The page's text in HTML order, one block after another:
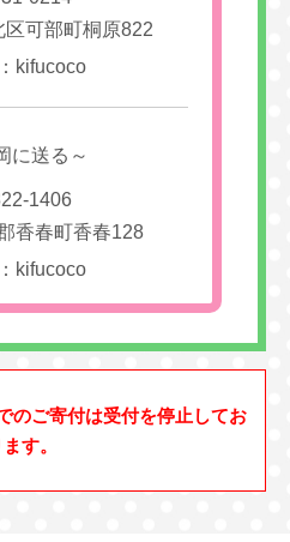
区可部町桐原822
kifucoco
に送る～
1406
香春町香春128
kifucoco
のご寄付は受付を停止してお
ます。